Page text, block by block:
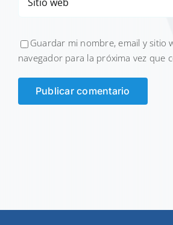
Guardar mi nombre, email y sitio
navegador para la próxima vez que